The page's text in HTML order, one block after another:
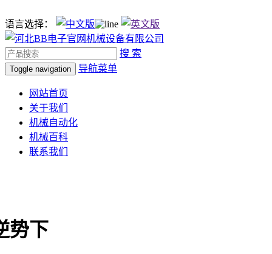
语言选择：
搜 索
Toggle navigation 导航菜单
网站首页
关于我们
机械自动化
机械百科
联系我们
势下